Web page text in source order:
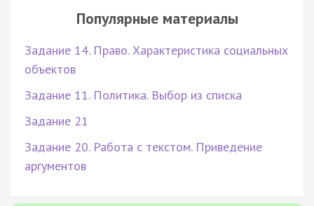
Популярные материалы
Задание 14. Право. Характеристика социальных
объектов
Задание 11. Политика. Выбор из списка
Задание 21
Задание 20. Работа с текстом. Приведение
аргументов